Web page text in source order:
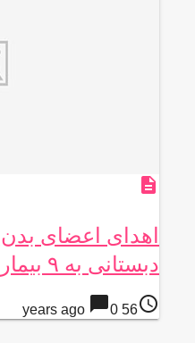
description
اهدای اعضای
دبستانی به ۹ بیمار
access_time
56 years ago
chat_bubble0